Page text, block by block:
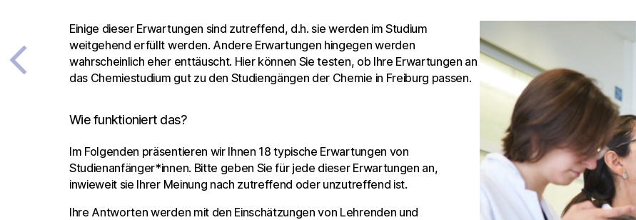
Einige dieser Erwartungen sind zutreffend, d.h. sie werden im Studium
weitgehend erfüllt werden. Andere Erwartungen hingegen werden
wahrscheinlich eher enttäuscht. Hier können Sie testen, ob Ihre Erwartungen an
das Chemiestudium gut zu den Studiengängen der Chemie in Freiburg passen.
Wie funktioniert das?
Im Folgenden präsentieren wir Ihnen 18 typische Erwartungen von
Studienanfänger*innen. Bitte geben Sie für jede dieser Erwartungen an,
inwieweit sie Ihrer Meinung nach zutreffend oder unzutreffend ist.
Ihre Antworten werden mit den Einschätzungen von Lehrenden und